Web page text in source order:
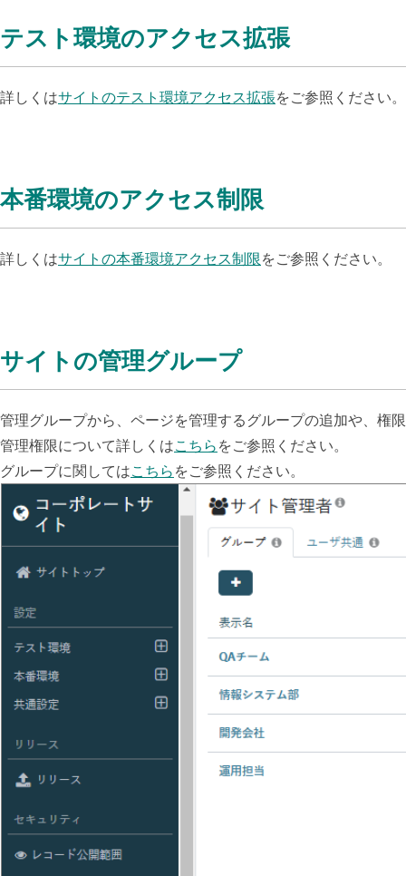
テスト環境のアクセス拡張
詳しくはサイトのテスト環境アクセス拡張をご参照ください。
本番環境のアクセス制限
詳しくはサイトの本番環境アクセス制限をご参照ください。
サイトの管理グループ
管理グループから、ページを管理するグループの追加や、権
管理権限について詳しくはこちら をご参照ください。
グループに関してはこちら をご参照ください。